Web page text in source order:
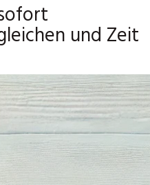
und Zeit